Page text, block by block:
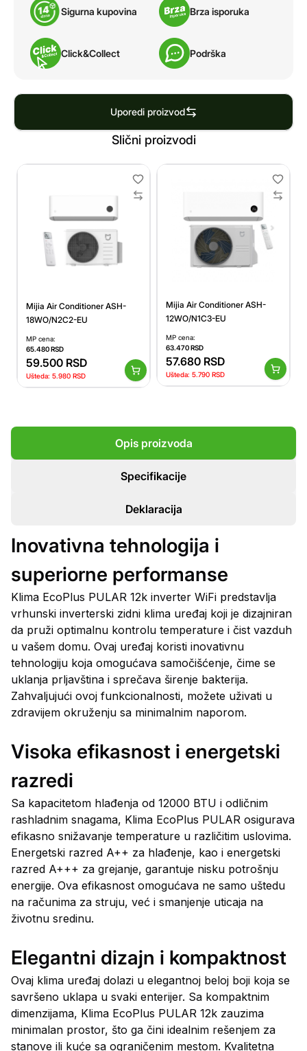
Sigurna kupovina Brza isporuka
Click&Collect Podrška
Uporedi proizvod
Slični proizvodi
Mijia Air Conditioner ASH-
18WO/N2C2-EU
MP cena:
65.480RSD
59.500 RSD
Ušteda: 5.980 RSD
Mijia Air Conditioner ASH-
12WO/N1C3-EU
MP cena:
63.470RSD
57.680 RSD
Ušteda: 5.790 RSD
Opis proizvoda
Specifikacije
Deklaracija
Inovativna tehnologija i
superiorne performanse
Klima EcoPlus PULAR 12k inverter WiFi predstavlja
vrhunski inverterski zidni klima uređaj koji je dizajniran
da pruži optimalnu kontrolu temperature i čist vazduh
u vašem domu. Ovaj uređaj koristi inovativnu
tehnologiju koja omogućava samočišćenje, čime se
uklanja prljavština i sprečava širenje bakterija.
Zahvaljujući ovoj funkcionalnosti, možete uživati u
zdravijem okruženju sa minimalnim naporom.
Visoka efikasnost i energetski
razredi
Sa kapacitetom hlađenja od 12000 BTU i odličnim
rashladnim snagama, Klima EcoPlus PULAR osigurava
efikasno snižavanje temperature u različitim uslovima.
Energetski razred A++ za hlađenje, kao i energetski
razred A+++ za grejanje, garantuje nisku potrošnju
energije. Ova efikasnost omogućava ne samo uštedu
na računima za struju, već i smanjenje uticaja na
životnu sredinu.
Elegantni dizajn i kompaktnost
Ovaj klima uređaj dolazi u elegantnoj beloj boji koja se
savršeno uklapa u svaki enterijer. Sa kompaktnim
dimenzijama, Klima EcoPlus PULAR 12k zauzima
minimalan prostor, što ga čini idealnim rešenjem za
stanove ili kuće sa ograničenim mestom. Kvalitetna